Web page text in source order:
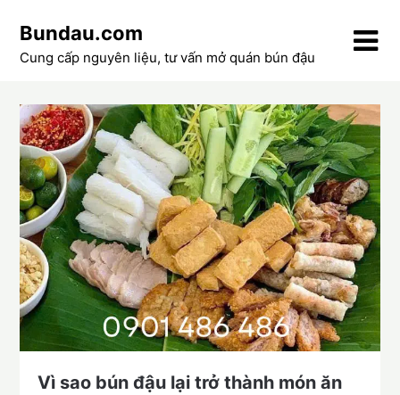
content
Bundau.com
Cung cấp nguyên liệu, tư vấn mở quán bún đậu
Vì sao bún đậu lại trở thành món ăn